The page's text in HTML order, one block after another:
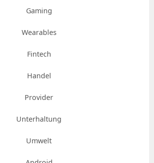
Gaming
Wearables
Fintech
Handel
Provider
Unterhaltung
Umwelt